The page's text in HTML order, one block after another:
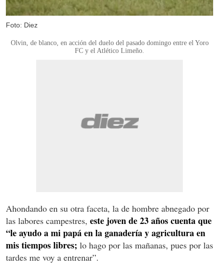
Foto: Diez
Olvin, de blanco, en acción del duelo del pasado domingo entre el Yoro
FC y el Atlético Limeño.
Ahondando en su otra faceta, la de hombre abnegado por
las labores campestres, este joven de 23 años cuenta que
“le ayudo a mi papá en la ganadería y agricultura en
mis tiempos libres; lo hago por las mañanas, pues por las
tardes me voy a entrenar”.